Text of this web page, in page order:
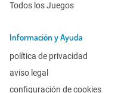
Todos los Juegos
Información y Ayuda
política de privacidad
aviso legal
configuración de cookies